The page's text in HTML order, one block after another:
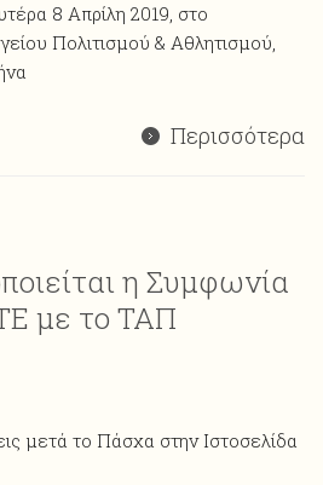
8 Απρίλη 2019, στο
Πολιτισμού & Αθλητισμού,
Περισσότερα
η Συμφωνία
με το ΤΑΠ
μετά το Πάσχα στην Ιστοσελίδα